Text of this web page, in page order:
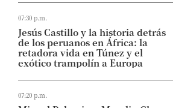
07:30 p.m.
Jesús Castillo y la historia detrás
de los peruanos en África: la
retadora vida en Túnez y el
exótico trampolín a Europa
07:20 p.m.